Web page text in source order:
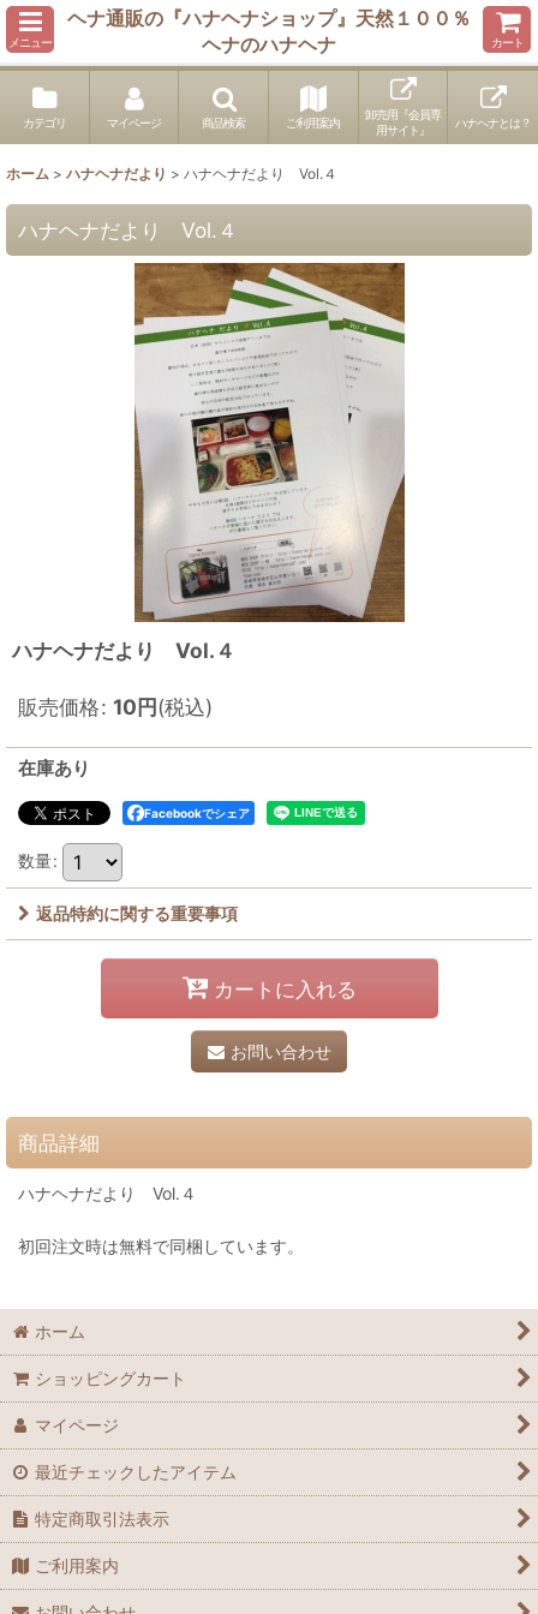
メニュー
ヘナ通販の『ハナヘナショップ』天然１００％
ヘナのハナヘナ
カート
カテゴリ マイページ 商品検索 ご利用案内
卸売用『会員専
用サイト』
ハナヘナとは？
ホーム > ハナヘナだより > ハナヘナだより Vol.４
ハナヘナだより Vol.４
ハナヘナだより Vol.４
販売価格: 10円(税込)
在庫あり
Facebookでシェア
数量:
返品特約に関する重要事項
カートに入れる
お問い合わせ
商品詳細
ハナヘナだより Vol.４
初回注文時は無料で同梱しています。
ホーム
ショッピングカート
マイページ
最近チェックしたアイテム
特定商取引法表示
ご利用案内